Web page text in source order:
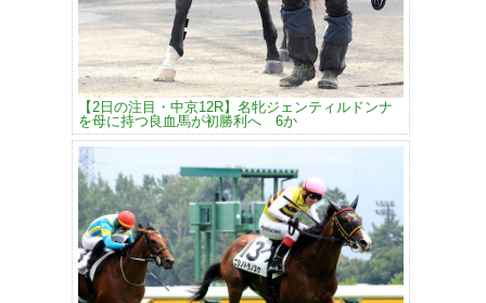
【2日の注目・中京12R】名牝ジェンティルドンナ
を母に持つ良血馬が初勝利へ 6か